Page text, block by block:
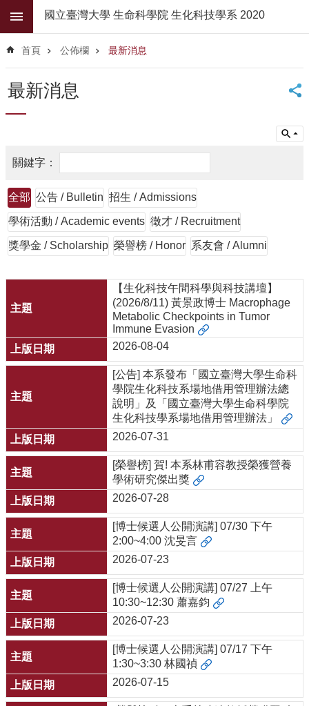
跳到主要內容區塊
階
尋
公
佈
學
系
簡
介
系
所
師
中
專
區
學
碩
博
士
班
系
友
會
動
態
常
用
資
源
下
載
中
心
國立臺灣大學 生命科學院 生化科技學系 2020
首頁 公佈欄 最新消息
最新消息
全部 公告 / Bulletin 招生 / Admissions
學術活動 / Academic events 徵才 / Recruitment
獎學金 / Scholarship 榮譽榜 / Honor 系友會 / Alumni
【生化科技午間科學與科技講壇】
(2026/8/11) 黃景政博士 Macrophage
Metabolic Checkpoints in Tumor
Immune Evasion
2026-08-04
[公告] 本系發布「國立臺灣大學生命科
學院生化科技系場地借用管理辦法總
說明」及「國立臺灣大學生命科學院
生化科技學系場地借用管理辦法」
2026-07-31
[榮譽榜] 賀! 本系林甫容教授榮獲營養
學術研究傑出獎
2026-07-28
[博士候選人公開演講] 07/30 下午
2:00~4:00 沈旻言
2026-07-23
[博士候選人公開演講] 07/27 上午
10:30~12:30 蕭嘉鈞
2026-07-23
[博士候選人公開演講] 07/17 下午
1:30~3:30 林國禎
2026-07-15